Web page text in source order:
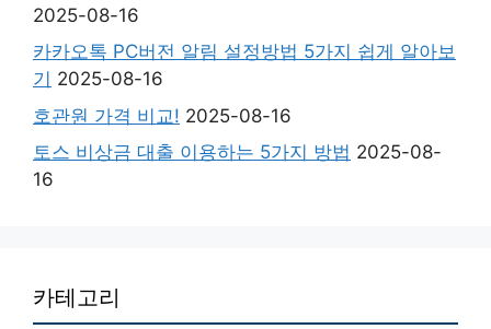
2025-08-16
카카오톡 PC버전 알림 설정방법 5가지 쉽게 알아보
기 2025-08-16
호관원 가격 비교! 2025-08-16
토스 비상금 대출 이용하는 5가지 방법 2025-08-
16
카테고리